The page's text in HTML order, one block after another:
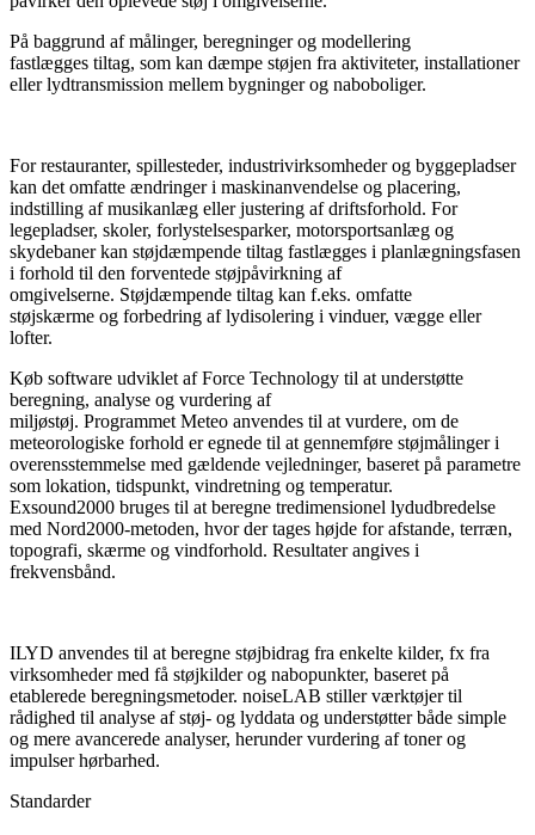
På baggrund af målinger, beregninger og modellering
fastlægges tiltag, som kan dæmpe støjen fra aktiviteter, installationer
eller lydtransmission mellem bygninger og naboboliger.
For restauranter, spillesteder, industrivirksomheder og byggepladser
kan det omfatte ændringer i maskinanvendelse og placering,
indstilling af musikanlæg eller justering af driftsforhold. For
legepladser, skoler, forlystelsesparker, motorsportsanlæg og
skydebaner kan støjdæmpende tiltag fastlægges i planlægningsfasen
i forhold til den forventede støjpåvirkning af
omgivelserne. Støjdæmpende tiltag kan f.eks. omfatte
støjskærme og forbedring af lydisolering i vinduer, vægge eller
lofter.
Køb software udviklet af Force Technology til at understøtte
beregning, analyse og vurdering af
miljøstøj. Programmet Meteo anvendes til at vurdere, om de
meteorologiske forhold er egnede til at gennemføre støjmålinger i
overensstemmelse med gældende vejledninger, baseret på parametre
som lokation, tidspunkt, vindretning og temperatur.
Exsound2000 bruges til at beregne tredimensionel lydudbredelse
med Nord2000-metoden, hvor der tages højde for afstande, terræn,
topografi, skærme og vindforhold. Resultater angives i
frekvensbånd.
ILYD anvendes til at beregne støjbidrag fra enkelte kilder, fx fra
virksomheder med få støjkilder og nabopunkter, baseret på
etablerede beregningsmetoder. noiseLAB stiller værktøjer til
rådighed til analyse af støj- og lyddata og understøtter både simple
og mere avancerede analyser, herunder vurdering af toner og
impulser hørbarhed.
Standarder